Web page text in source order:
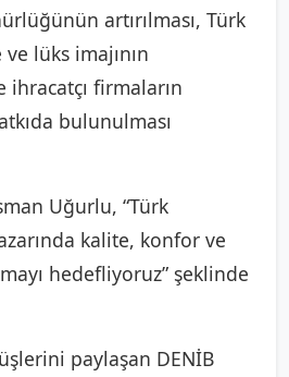
artırılması, Türk
lüks imajının
firmaların
bulunulması
Uğurlu, “Türk
kalite, konfor ve
hedefliyoruz” şeklinde
paylaşan DENİB